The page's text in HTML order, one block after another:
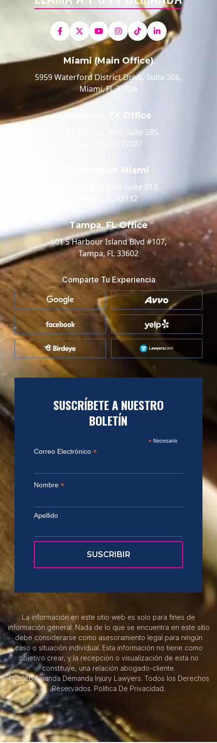
Miami (Main Office)
5959 Waterford District Drive, Suite 306,
Miami, FL 33126
Houston, TX Office
520 Post Oak Blvd Suite 585,
Houston, TX 77027
Downtown Miami
100 Biscayne Blvd Suite 913,
Miami, FL 33132
Tampa, FL Office
601 S Harbour Island Blvd #107,
Tampa, FL 33602
Comparte Tu Experiencia
SUSCRÍBETE A NUESTRO
BOLETÍN
*Necesario
Correo Electrónico *
Nombre *
Apellido
La información en este sitio web es solo para fines de
información general. Nada de lo que se encuentra en este sitio
debe considerarse como asesoramiento legal para ningún
caso o situación individual. Esta información no tiene como
objetivo crear, y la recepción o visualización de esta no
constituye, una relación abogado-cliente.
© 2026 Amanda Demanda Injury Lawyers. Todos los Derechos
Reservados. Política De Privacidad.